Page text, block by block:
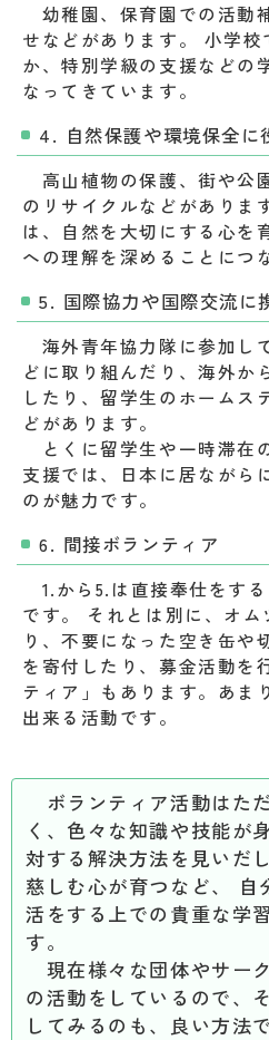
幼稚園、保育園での活動
せなどがあります。 小学
か、特別学級の支援などの
なってきています。
4. 自然保護や環境保全に
高山植物の保護、街や公
のリサイクルなどがありま
は、自然を大切にする心を
への理解を深めることにつ
5. 国際協力や国際交流に
海外青年協力隊に参加し
どに取り組んだり、海外か
したり、留学生のホームス
どがあります。
とくに留学生や一時滞在
支援では、日本に居ながら
のが魅力です。
6. 間接ボランティア
1.から5.は直接奉仕をする
です。 それとは別に、オ
り、不要になった空き缶や
を寄付したり、募金活動を
ティア」もあります。あま
出来る活動です。
ボランティア活動はた
く、色々な知識や技能が
対する解決方法を見いだ
慈しむ心が育つなど、 自
活をする上での貴重な学
す。
現在様々な団体やサー
の活動をしているので、
してみるのも、良い方法で